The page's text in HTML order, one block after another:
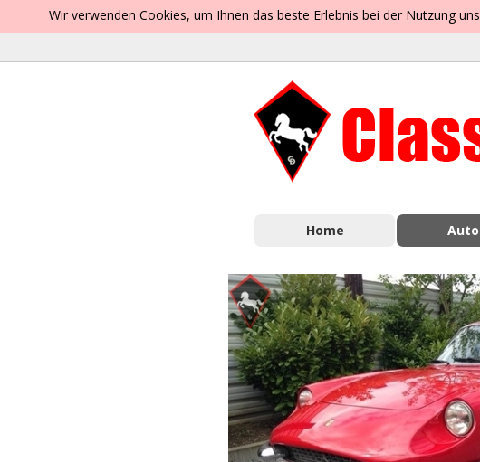
Wir verwenden Cookies, um Ihnen das beste Erlebnis bei der Nutzung
Home